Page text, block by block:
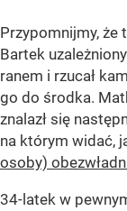
Przypomnijmy, że
Bartek
ranem i rzucał
go do środka.
znalazł się
na którym widać,
osoby)
34-latek w